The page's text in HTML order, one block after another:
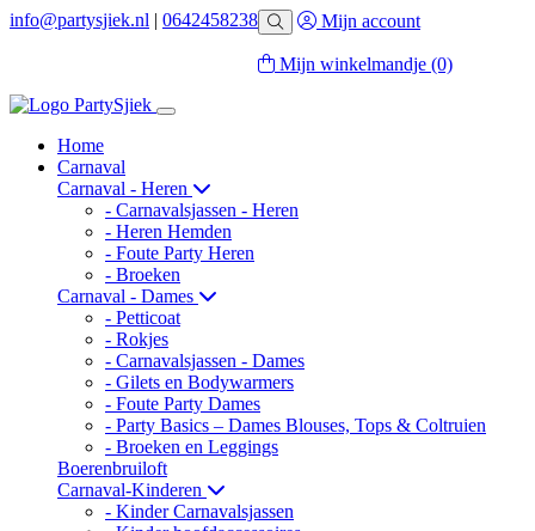
info@partysjiek.nl | 0642458238 Mijn account
Mijn winkelmandje (0)
Home
Carnaval
Carnaval - Heren
- Carnavalsjassen - Heren
- Heren Hemden
- Foute Party Heren
- Broeken
Carnaval - Dames
- Petticoat
- Rokjes
- Carnavalsjassen - Dames
- Gilets en Bodywarmers
- Foute Party Dames
- Party Basics – Dames Blouses, Tops & Coltruien
- Broeken en Leggings
Boerenbruiloft
Carnaval-Kinderen
- Kinder Carnavalsjassen